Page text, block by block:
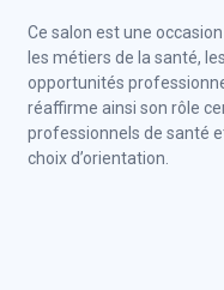
Ce salon est une
les métiers de la santé,
opportunités
réaffirme ainsi son rôle
professionnels de santé
choix d’orientation.